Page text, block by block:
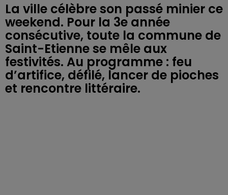
La ville célèbre son passé minier ce
weekend. Pour la 3e année
consécutive, toute la commune de
Saint-Etienne se mêle aux
festivités. Au programme : feu
d’artifice, défilé, lancer de pioches
et rencontre littéraire.